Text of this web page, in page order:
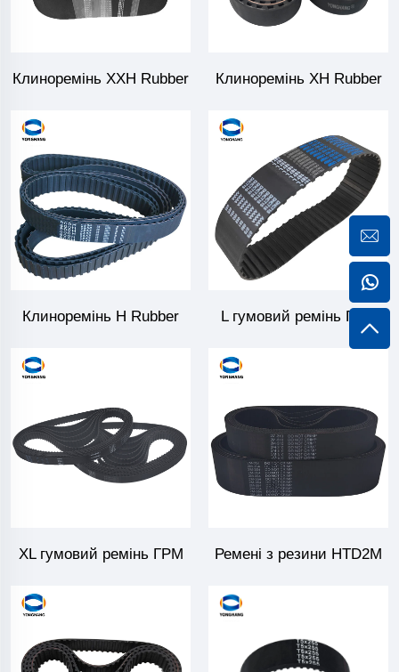
Клиноремінь XXH Rubber Клиноремінь XH Rubber
Клиноремінь H Rubber L гумовий ремінь ГРМ
XL гумовий ремінь ГРМ Ремені з резини HTD2M